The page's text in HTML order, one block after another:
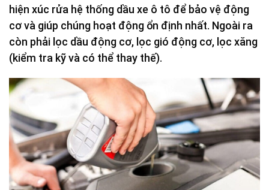
hiện xúc rửa hệ thống dầu xe ô tô để bảo vệ động
cơ và giúp chúng hoạt động ổn định nhất. Ngoài ra
còn phải lọc dầu động cơ, lọc gió động cơ, lọc xăng
(kiểm tra kỹ và có thể thay thế).